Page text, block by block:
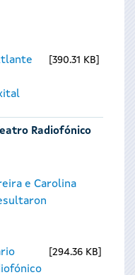
390.31 KB
Radiofónico
e Carolina
294.36 KB